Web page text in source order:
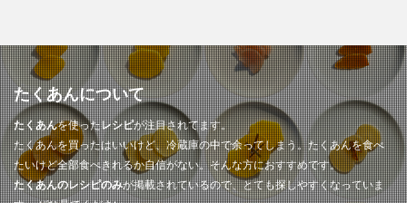
たくあんについて
たくあんを使ったレシピが注目されてます。
たくあんを買ったはいいけど、冷蔵庫の中で余ってしまう。たくあんを食べ
たいけど全部食べきれるか自信がない。そんな方におすすめです。
たくあんのレシピのみが掲載されているので、とても探しやすくなっていま